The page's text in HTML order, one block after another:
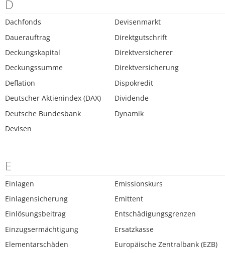
D
Dachfonds
Dauerauftrag
Deckungskapital
Deckungssumme
Deflation
Deutscher Aktienindex (DAX)
Deutsche Bundesbank
Devisen
Devisenmarkt
Direktgutschrift
Direktversicherer
Direktversicherung
Dispokredit
Dividende
Dynamik
E
Einlagen
Einlagensicherung
Einlösungsbeitrag
Einzugsermächtigung
Elementarschäden
Emissionskurs
Emittent
Entschädigungsgrenzen
Ersatzkasse
Europäische Zentralbank (EZB)